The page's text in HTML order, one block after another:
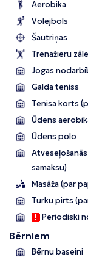
Aerobika
Volejbols
Šautriņas
Trenažieru zāle
Jogas
Galda teniss
Tenisa korts
Ūdens
Ūdens polo
samaksu)
Masāža (par
Turku pirts
Periodiski
Bērniem
Bērnu baseini